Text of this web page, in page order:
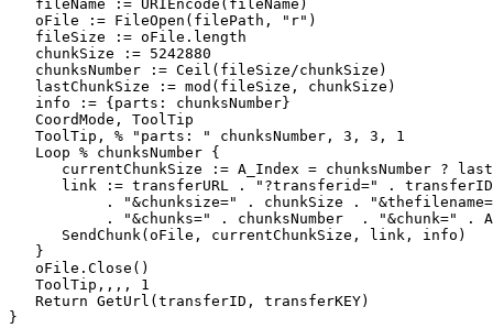
   fileName := URIEncode(fileName)
   oFile := FileOpen(filePath, "r")
   fileSize := oFile.length
   chunkSize := 5242880
   chunksNumber := Ceil(fileSize/chunkSize)
   lastChunkSize := mod(fileSize, chunkSize)
   info := {parts: chunksNumber}
   CoordMode, ToolTip
   ToolTip, % "parts: " chunksNumber, 3, 3, 1
   Loop % chunksNumber {
currentChunkSize := A_Index = chunksNumber ?
link := transferURL . "?transferid=" .
. "&chunksize=" . chunkSize .
. "&chunks=" . chunksNumber  . "&chunk=" .
      SendChunk(oFile, currentChunkSize, link, info)
   }
   oFile.Close()
   ToolTip,,,, 1
   Return GetUrl(transferID, transferKEY)
}